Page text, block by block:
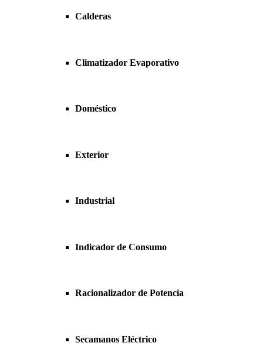
Calderas
Climatizador Evaporativo
Doméstico
Exterior
Industrial
Indicador de Consumo
Racionalizador de Potencia
Secamanos Eléctrico